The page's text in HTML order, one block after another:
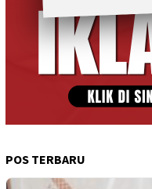
POS TERBARU